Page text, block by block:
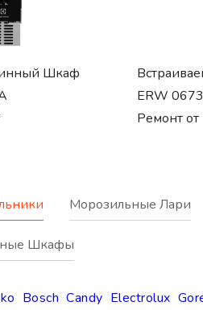
Шкаф
ERW
Ремонт от
Bosch Candy Electrolux
Морозильные Лари
Шкафы